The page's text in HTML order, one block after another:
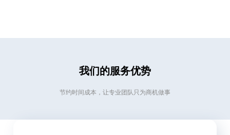
我们的服务优势
节约时间成本，让专业团队只为商机做事